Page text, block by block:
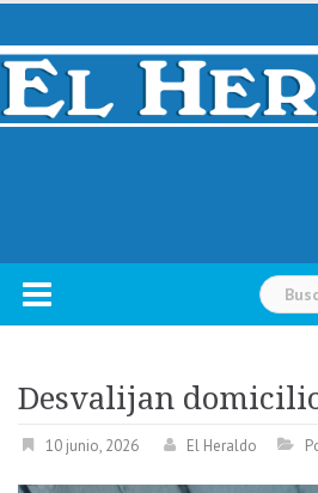
Skip
content
Buscar:
Desvalijan
10 junio, 2026 El Heraldo